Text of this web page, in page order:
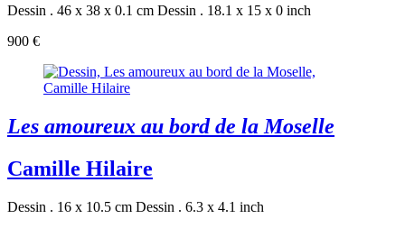
Dessin . 46 x 38 x 0.1 cm Dessin . 18.1 x 15 x 0 inch
900 €
Les amoureux au bord de la Moselle
Camille Hilaire
Dessin . 16 x 10.5 cm Dessin . 6.3 x 4.1 inch